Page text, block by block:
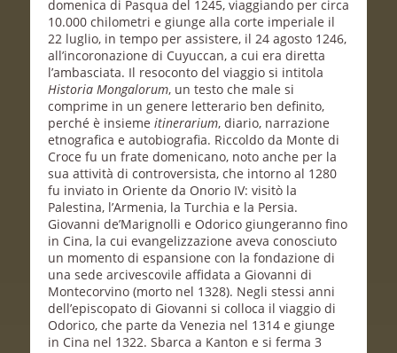
domenica di Pasqua del 1245, viaggiando per circa
10.000 chilometri e giunge alla corte imperiale il
22 luglio, in tempo per assistere, il 24 agosto 1246,
all’incoronazione di Cuyuccan, a cui era diretta
l’ambasciata. Il resoconto del viaggio si intitola
Historia Mongalorum, un testo che male si
comprime in un genere letterario ben definito,
perché è insieme itinerarium, diario, narrazione
etnografica e autobiografia. Riccoldo da Monte di
Croce fu un frate domenicano, noto anche per la
sua attività di controversista, che intorno al 1280
fu inviato in Oriente da Onorio IV: visitò la
Palestina, l’Armenia, la Turchia e la Persia.
Giovanni de’Marignolli e Odorico giungeranno fino
in Cina, la cui evangelizzazione aveva conosciuto
un momento di espansione con la fondazione di
una sede arcivescovile affidata a Giovanni di
Montecorvino (morto nel 1328). Negli stessi anni
dell’episcopato di Giovanni si colloca il viaggio di
Odorico, che parte da Venezia nel 1314 e giunge
in Cina nel 1322. Sbarca a Kanton e si ferma 3